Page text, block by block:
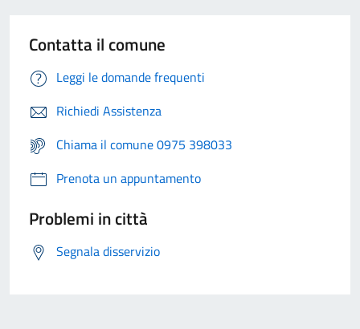
Contatta il comune
Leggi le domande frequenti
Richiedi Assistenza
Chiama il comune 0975 398033
Prenota un appuntamento
Problemi in città
Segnala disservizio